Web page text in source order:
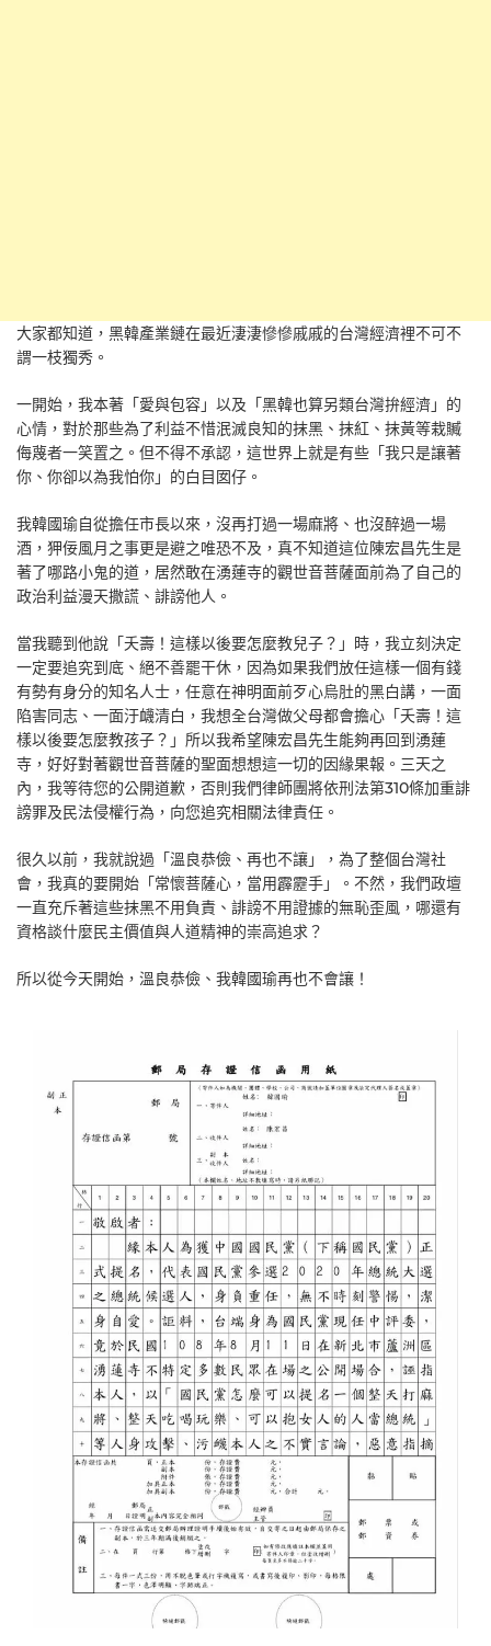
大家都知道，黑韓產業鏈在最近淒淒慘慘戚戚的台灣經濟裡不可不
謂一枝獨秀。
一開始，我本著「愛與包容」以及「黑韓也算另類台灣拚經濟」的
心情，對於那些為了利益不惜泯滅良知的抹黑、抹紅、抹黃等栽贓
侮蔑者一笑置之。但不得不承認，這世界上就是有些「我只是讓著
你、你卻以為我怕你」的白目囡仔。
我韓國瑜自從擔任市長以來，沒再打過一場麻將、也沒醉過一場
酒，狎佞風月之事更是避之唯恐不及，真不知道這位陳宏昌先生是
著了哪路小鬼的道，居然敢在湧蓮寺的觀世音菩薩面前為了自己的
政治利益漫天撒謊、誹謗他人。
當我聽到他說「夭壽！這樣以後要怎麼教兒子？」時，我立刻決定
一定要追究到底、絕不善罷干休，因為如果我們放任這樣一個有錢
有勢有身分的知名人士，任意在神明面前歹心烏肚的黑白講，一面
陷害同志、一面汙衊清白，我想全台灣做父母都會擔心「夭壽！這
樣以後要怎麼教孩子？」所以我希望陳宏昌先生能夠再回到湧蓮
寺，好好對著觀世音菩薩的聖面想想這一切的因緣果報。三天之
內，我等待您的公開道歉，否則我們律師團將依刑法第310條加重誹
謗罪及民法侵權行為，向您追究相關法律責任。
很久以前，我就說過「溫良恭儉、再也不讓」，為了整個台灣社
會，我真的要開始「常懷菩薩心，當用霹靂手」。不然，我們政壇
一直充斥著這些抹黑不用負責、誹謗不用證據的無恥歪風，哪還有
資格談什麼民主價值與人道精神的崇高追求？
所以從今天開始，溫良恭儉、我韓國瑜再也不會讓！